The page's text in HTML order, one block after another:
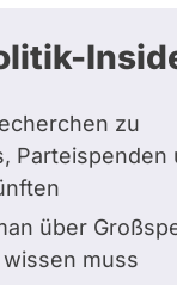
zu
Parteispenden
über
muss